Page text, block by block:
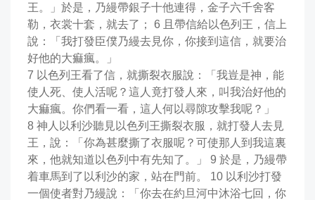
王。」於是，乃縵帶銀子十他連得，金子六千舍客
勒，衣裳十套，就去了； 6 且帶信給以色列王，信上
說：「我打發臣僕乃縵去見你，你接到這信，就要治
好他的大痲瘋。」
7 以色列王看了信，就撕裂衣服說：「我豈是神，能
使人死、使人活呢？這人竟打發人來，叫我治好他的
大痲瘋。你們看一看，這人何以尋隙攻擊我呢？」
8 神人以利沙聽見以色列王撕裂衣服，就打發人去見
王，說：「你為甚麼撕了衣服呢？可使那人到我這裏
來，他就知道以色列中有先知了。」 9 於是，乃縵帶
着車馬到了以利沙的家，站在門前。 10 以利沙打發
一個使者對乃縵說：「你去在約旦河中沐浴七回，你